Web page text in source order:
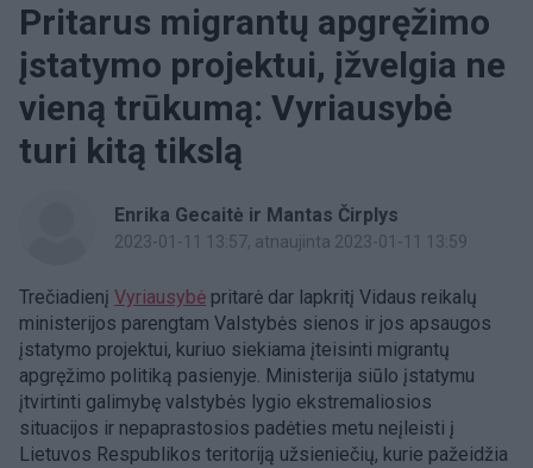
Pritarus migrantų apgręžimo
įstatymo projektui, įžvelgia ne
vieną trūkumą: Vyriausybė
turi kitą tikslą
Enrika Gecaitė ir Mantas Čirplys
2023-01-11 13:57, atnaujinta 2023-01-11 13:59
Trečiadienį Vyriausybė pritarė dar lapkritį Vidaus reikalų
ministerijos parengtam Valstybės sienos ir jos apsaugos
įstatymo projektui, kuriuo siekiama įteisinti migrantų
apgręžimo politiką pasienyje. Ministerija siūlo įstatymu
įtvirtinti galimybę valstybės lygio ekstremaliosios
situacijos ir nepaprastosios padėties metu neįleisti į
Lietuvos Respublikos teritoriją užsieniečių, kurie pažeidžia